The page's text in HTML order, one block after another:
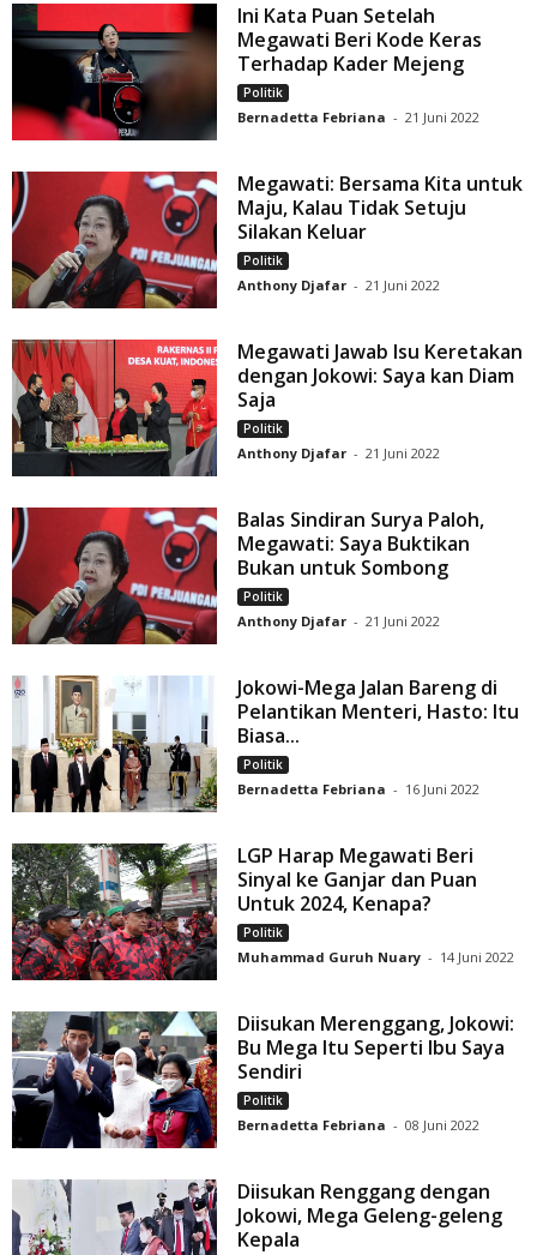
Ini Kata Puan Setelah
Megawati Beri Kode Keras
Terhadap Kader Mejeng
Politik
Bernadetta Febriana - 21 Juni 2022
Megawati: Bersama Kita untuk
Maju, Kalau Tidak Setuju
Silakan Keluar
Politik
Anthony Djafar - 21 Juni 2022
Megawati Jawab Isu Keretakan
dengan Jokowi: Saya kan Diam
Saja
Politik
Anthony Djafar - 21 Juni 2022
Balas Sindiran Surya Paloh,
Megawati: Saya Buktikan
Bukan untuk Sombong
Politik
Anthony Djafar - 21 Juni 2022
Jokowi-Mega Jalan Bareng di
Pelantikan Menteri, Hasto: Itu
Biasa...
Politik
Bernadetta Febriana - 16 Juni 2022
LGP Harap Megawati Beri
Sinyal ke Ganjar dan Puan
Untuk 2024, Kenapa?
Politik
Muhammad Guruh Nuary - 14 Juni 2022
Diisukan Merenggang, Jokowi:
Bu Mega Itu Seperti Ibu Saya
Sendiri
Politik
Bernadetta Febriana - 08 Juni 2022
Diisukan Renggang dengan
Jokowi, Mega Geleng-geleng
Kepala